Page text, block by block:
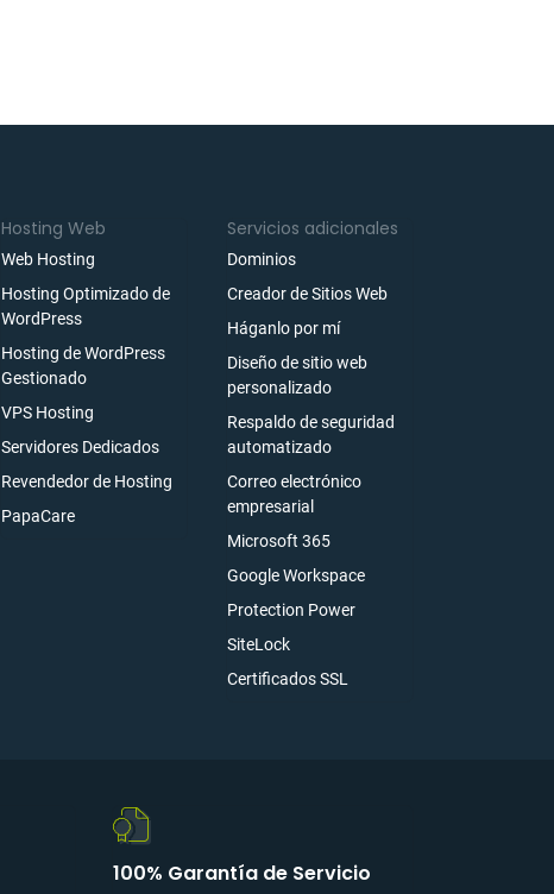
Hosting Web
Web Hosting
Hosting Optimizado de
WordPress
Hosting de WordPress
Gestionado
VPS Hosting
Servidores Dedicados
Revendedor de Hosting
PapaCare
Servicios adicionales
Dominios
Creador de Sitios Web
Háganlo por mí
Diseño de sitio web
personalizado
Respaldo de seguridad
automatizado
Correo electrónico
empresarial
Microsoft 365
Google Workspace
Protection Power
SiteLock
Certificados SSL
100% Garantía de Servicio